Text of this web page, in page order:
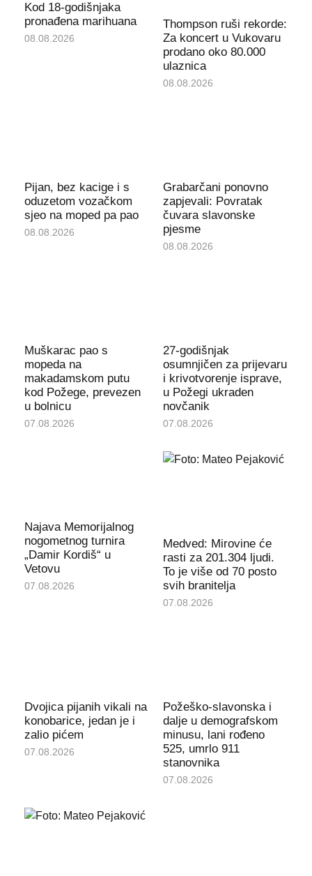
Kod 18-godišnjaka
pronađena marihuana
08.08.2026
Thompson ruši rekorde:
Za koncert u Vukovaru
prodano oko 80.000
ulaznica
08.08.2026
Pijan, bez kacige i s
oduzetom vozačkom
sjeo na moped pa pao
08.08.2026
Grabarčani ponovno
zapjevali: Povratak
čuvara slavonske
pjesme
08.08.2026
Muškarac pao s
mopeda na
makadamskom putu
kod Požege, prevezen
u bolnicu
07.08.2026
27-godišnjak
osumnjičen za prijevaru
i krivotvorenje isprave,
u Požegi ukraden
novčanik
07.08.2026
Najava Memorijalnog
nogometnog turnira
„Damir Kordiš“ u
Vetovu
07.08.2026
Medved: Mirovine će
rasti za 201.304 ljudi.
To je više od 70 posto
svih branitelja
07.08.2026
Dvojica pijanih vikali na
konobarice, jedan je i
zalio pićem
07.08.2026
Požeško-slavonska i
dalje u demografskom
minusu, lani rođeno
525, umrlo 911
stanovnika
07.08.2026